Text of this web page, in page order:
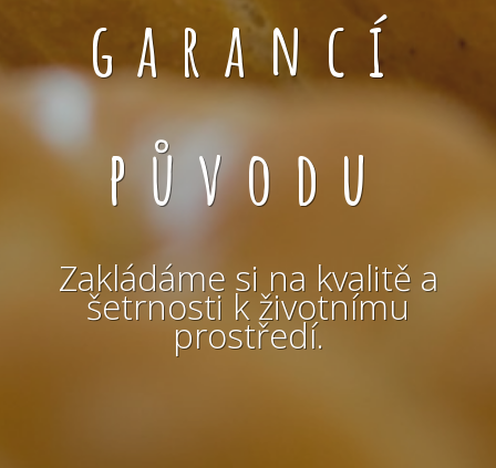
garancí
původu
Zakládáme si na kvalitě a
šetrnosti k životnímu
prostředí.